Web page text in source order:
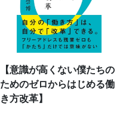
【意識が高くない僕たちの
ためのゼロからはじめる働
き方改革】